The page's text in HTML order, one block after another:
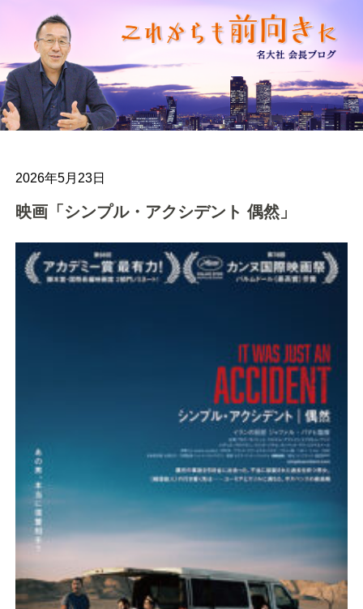
2026年5月23日
映画「シンプル・アクシデント 偶然」